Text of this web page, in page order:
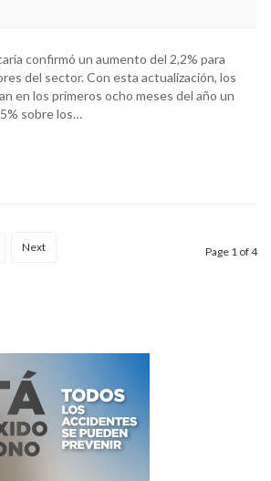
confirmó un aumento del 2,2% para
del sector. Con esta actualización, los
en los primeros ocho meses del año un
sobre los…
Next Page 1 of 4